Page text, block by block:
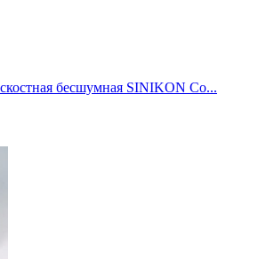
бесшумная SINIKON Co...